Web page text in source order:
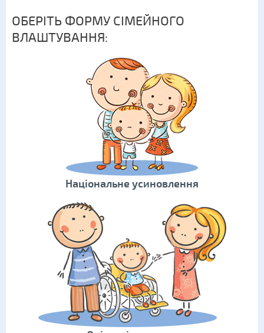
ОБЕРІТЬ ФОРМУ СІМЕЙНОГО
ВЛАШТУВАННЯ:
Національне усиновлення